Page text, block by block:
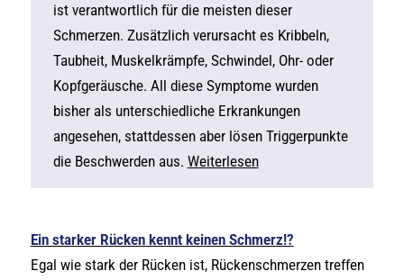
ist verantwortlich für die meisten dieser
Schmerzen. Zusätzlich verursacht es Kribbeln,
Taubheit, Muskelkrämpfe, Schwindel, Ohr- oder
Kopfgeräusche. All diese Symptome wurden
bisher als unterschiedliche Erkrankungen
angesehen, stattdessen aber lösen Triggerpunkte
die Beschwerden aus. Weiterlesen
Ein starker Rücken kennt keinen Schmerz!?
Egal wie stark der Rücken ist, Rückenschmerzen treffen